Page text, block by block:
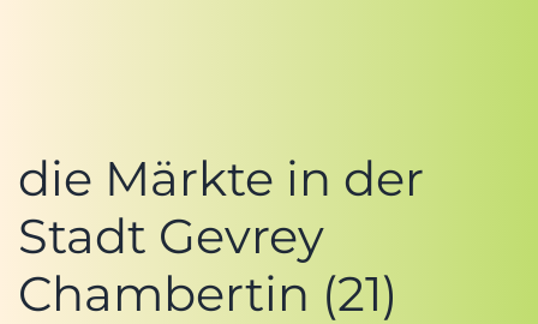
die Märkte in der
Stadt Gevrey
Chambertin (21)